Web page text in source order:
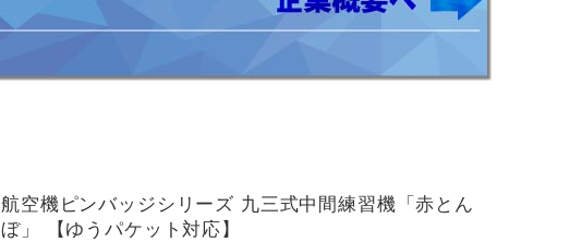
航空機ピンバッジシリーズ 九三式中間練習機「赤とん
ぼ」 【ゆうパケット対応】